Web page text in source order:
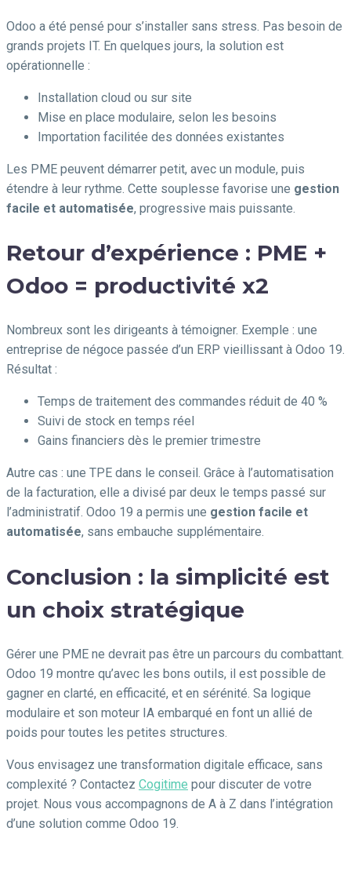
Odoo a été pensé pour s’installer sans stress. Pas besoin de
grands projets IT. En quelques jours, la solution est
opérationnelle :
Installation cloud ou sur site
Mise en place modulaire, selon les besoins
Importation facilitée des données existantes
Les PME peuvent démarrer petit, avec un module, puis
étendre à leur rythme. Cette souplesse favorise une gestion
facile et automatisée, progressive mais puissante.
Retour d’expérience : PME +
Odoo = productivité x2
Nombreux sont les dirigeants à témoigner. Exemple : une
entreprise de négoce passée d’un ERP vieillissant à Odoo 19.
Résultat :
Temps de traitement des commandes réduit de 40 %
Suivi de stock en temps réel
Gains financiers dès le premier trimestre
Autre cas : une TPE dans le conseil. Grâce à l’automatisation
de la facturation, elle a divisé par deux le temps passé sur
l’administratif. Odoo 19 a permis une gestion facile et
automatisée, sans embauche supplémentaire.
Conclusion : la simplicité est
un choix stratégique
Gérer une PME ne devrait pas être un parcours du combattant.
Odoo 19 montre qu’avec les bons outils, il est possible de
gagner en clarté, en efficacité, et en sérénité. Sa logique
modulaire et son moteur IA embarqué en font un allié de
poids pour toutes les petites structures.
Vous envisagez une transformation digitale efficace, sans
complexité ? Contactez Cogitime pour discuter de votre
projet. Nous vous accompagnons de A à Z dans l’intégration
d’une solution comme Odoo 19.